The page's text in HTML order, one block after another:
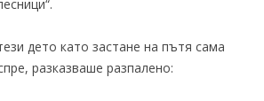
дето като застане на пътя сама
разказваше разпалено: